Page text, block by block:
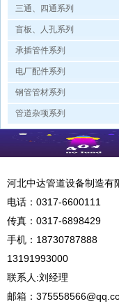
三通、四通系列
盲板、人孔系列
承插管件系列
电厂配件系列
钢管管材系列
管道杂项系列
河北中达管道设备制造有
电话： 0317-6600111
传真：0317-6898429
手机： 18730787888
13191993000
联系人:刘经理
邮箱：